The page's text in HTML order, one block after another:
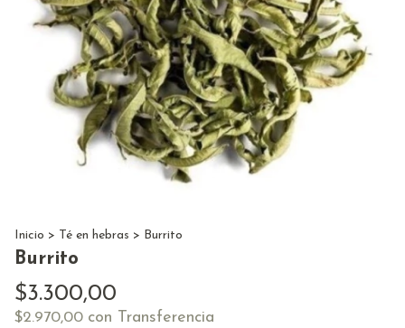
Inicio > Té en hebras > Burrito
Burrito
$3.300,00
$2.970,00 con Transferencia